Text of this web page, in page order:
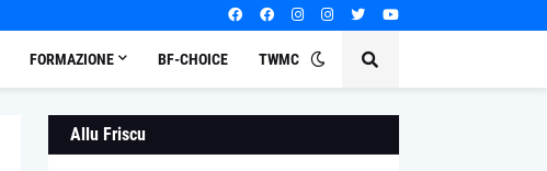
FORMAZIONE BF-CHOICE TWMC
Allu Friscu